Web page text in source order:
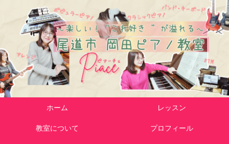
ホーム レッスン
教室について プロフィール